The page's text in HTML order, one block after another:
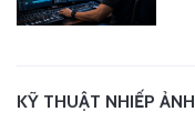
KỸ THUẬT NHIẾP ẢNH